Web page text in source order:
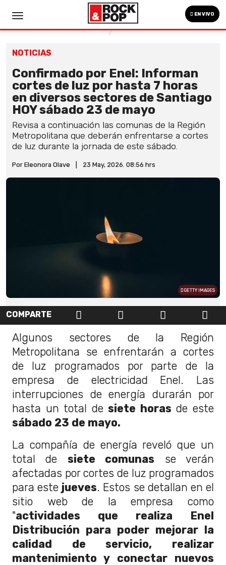
EN VIVO
NOTICIAS
Confirmado por Enel: Informan
cortes de luz por hasta 7 horas
en diversos sectores de Santiago
HOY sábado 23 de mayo
Revisa a continuación las comunas de la Región
Metropolitana que deberán enfrentarse a cortes
de luz durante la jornada de este sábado.
Por Eleonora Olave 23 May, 2026. 08:56 hrs
GETTY IMAGES
COMPARTE
Algunos sectores de la Región
Metropolitana se enfrentarán a cortes
de luz programados por parte de la
empresa de electricidad Enel. Las
interrupciones de energía durarán por
hasta un total desiete horas de este
sábado 23 de mayo.
La compañía de energía reveló que un
total de siete comunas se verán
afectadas por cortes de luz programados
para este jueves. Estos se detallan en el
sitio web de la empresa como
"actividades que realiza Enel
Distribución para poder mejorar la
calidad de servicio, realizar
mantenimiento y conectar nuevos